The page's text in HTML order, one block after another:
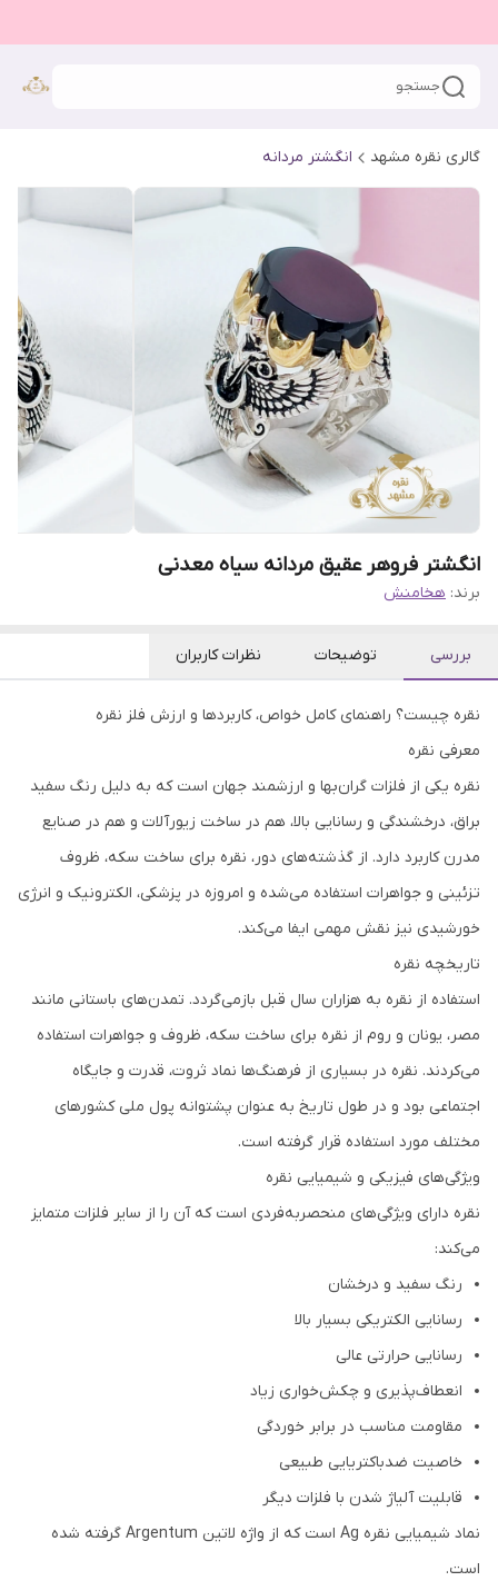
جستجو
گالری نقره مشهد انگشتر مردانه
انگشتر فروهر عقیق مردانه سیاه معدنی
برند: هخامنش
بررسی توضیحات نظرات کاربران
نقره چیست؟ راهنمای کامل خواص، کاربردها و ارزش فلز نقره
معرفی نقره
نقره یکی از فلزات گران‌بها و ارزشمند جهان است که به دلیل رنگ سفید
براق، درخشندگی و رسانایی بالا، هم در ساخت زیورآلات و هم در صنایع
مدرن کاربرد دارد. از گذشته‌های دور، نقره برای ساخت سکه، ظروف
تزئینی و جواهرات استفاده می‌شده و امروزه در پزشکی، الکترونیک و انرژی
خورشیدی نیز نقش مهمی ایفا می‌کند.
تاریخچه نقره
استفاده از نقره به هزاران سال قبل بازمی‌گردد. تمدن‌های باستانی مانند
مصر، یونان و روم از نقره برای ساخت سکه، ظروف و جواهرات استفاده
می‌کردند. نقره در بسیاری از فرهنگ‌ها نماد ثروت، قدرت و جایگاه
اجتماعی بود و در طول تاریخ به عنوان پشتوانه پول ملی کشورهای
مختلف مورد استفاده قرار گرفته است.
ویژگی‌های فیزیکی و شیمیایی نقره
نقره دارای ویژگی‌های منحصربه‌فردی است که آن را از سایر فلزات متمایز
می‌کند:
رنگ سفید و درخشان
رسانایی الکتریکی بسیار بالا
رسانایی حرارتی عالی
انعطاف‌پذیری و چکش‌خواری زیاد
مقاومت مناسب در برابر خوردگی
خاصیت ضدباکتریایی طبیعی
قابلیت آلیاژ شدن با فلزات دیگر
نماد شیمیایی نقره Ag است که از واژه لاتین Argentum گرفته شده
است.